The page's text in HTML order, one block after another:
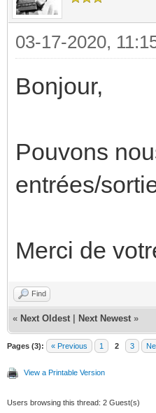
03-17-2020,
Bonjour,
Pouvons
entrées/
Merci de
Find
« Next Oldest Next Newest »
Pages (3): « Previous 1 2 3
View a Printable Version
Users browsing this thread: 2 Guest(s)